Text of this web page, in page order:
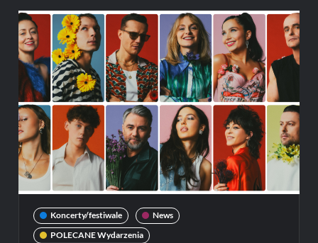
zabójczy
goście
wpadają
na
jeden
koncert
do
Polski!
Koncerty/festiwale
News
POLECANE Wydarzenia